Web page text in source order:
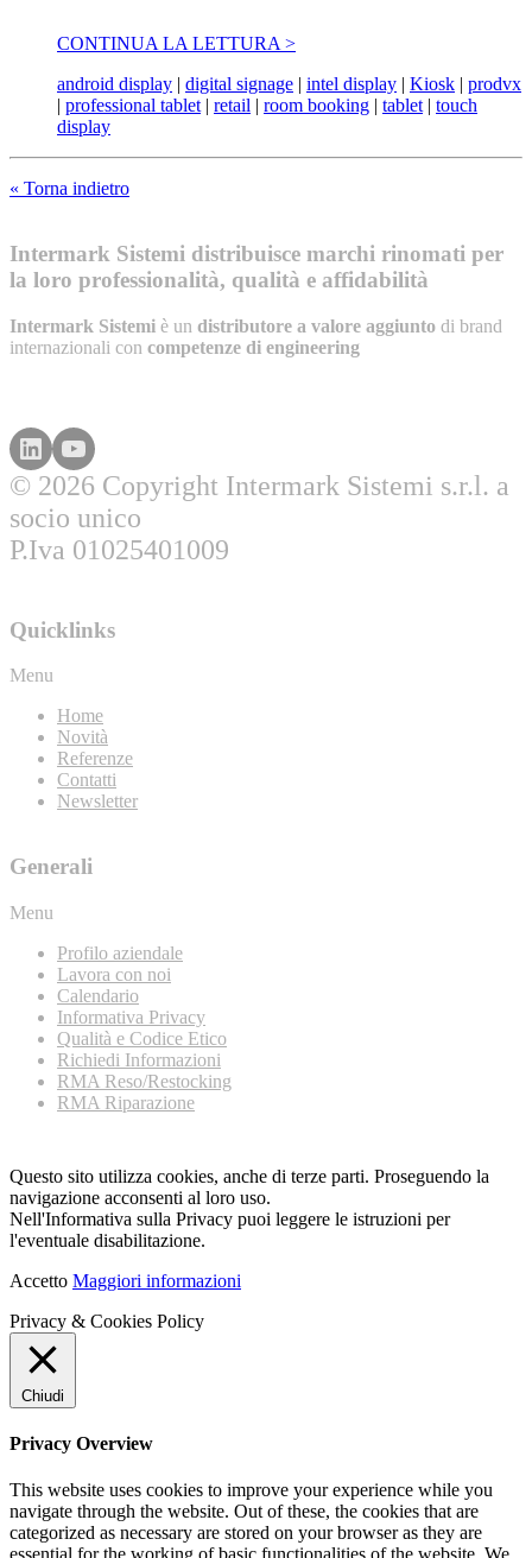
CONTINUA LA LETTURA >
android display | digital signage | intel display | Kiosk | prodvx
| professional tablet| retail | room booking | tablet| touch
display
« Torna indietro
Intermark Sistemi distribuisce marchi rinomati per
la loro professionalità, qualità e affidabilità
Intermark Sistemi è un distributore a valore aggiunto di brand
internazionali con competenze di engineering
© 2026 Copyright Intermark Sistemi s.r.l. a
socio unico
P.Iva 01025401009
Quicklinks
Menu
Home
Novità
Referenze
Contatti
Newsletter
Generali
Menu
Profilo aziendale
Lavora con noi
Calendario
Informativa Privacy
Qualità e Codice Etico
Richiedi Informazioni
RMA Reso/Restocking
RMA Riparazione
Questo sito utilizza cookies, anche di terze parti. Proseguendo la
navigazione acconsenti al loro uso.
Nell'Informativa sulla Privacy puoi leggere le istruzioni per
l'eventuale disabilitazione.
Accetto Maggiori informazioni
Privacy & Cookies Policy
Chiudi
Privacy Overview
This website uses cookies to improve your experience while you
navigate through the website. Out of these, the cookies that are
categorized as necessary are stored on your browser as they are